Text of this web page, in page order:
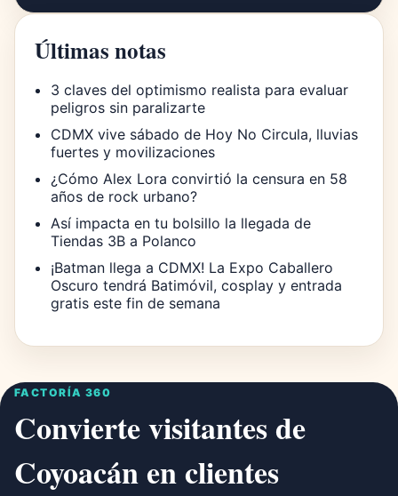
Últimas notas
3 claves del optimismo realista para evaluar
peligros sin paralizarte
CDMX vive sábado de Hoy No Circula, lluvias
fuertes y movilizaciones
¿Cómo Alex Lora convirtió la censura en 58
años de rock urbano?
Así impacta en tu bolsillo la llegada de
Tiendas 3B a Polanco
¡Batman llega a CDMX! La Expo Caballero
Oscuro tendrá Batimóvil, cosplay y entrada
gratis este fin de semana
FACTORÍA 360
Convierte visitantes de
Coyoacán en clientes